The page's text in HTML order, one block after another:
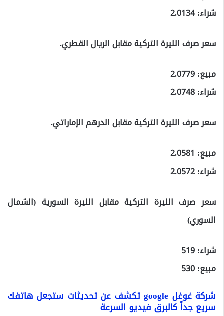
شراء: 2.0134
سعر صرف الليرة التركية مقابل الريال القطري.
مبيع: 2.0779
شراء: 2.0748
سعر صرف الليرة التركية مقابل الدرهم الإماراتي.
مبيع: 2.0581
شراء: 2.0572
سعر صرف الليرة التركية مقابل الليرة السورية (الشمال
السوري)
شراء: 519
مبيع: 530
شركة غوغل google تكشف عن تحديثات ستجعل هاتفك
سريع جداً كالبرق فيديو السرعة